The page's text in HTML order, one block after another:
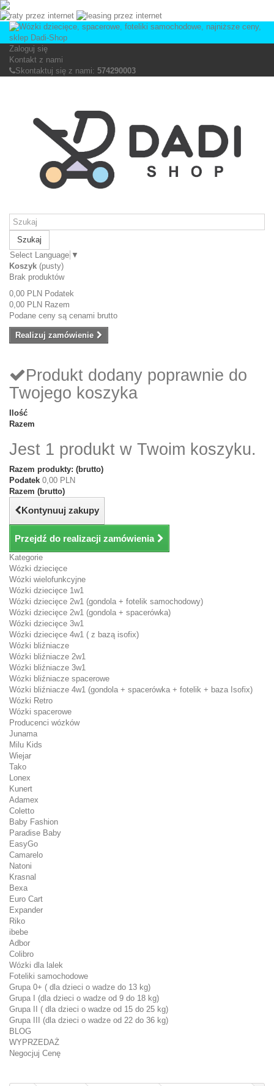
Zaloguj się
Kontakt z nami
Skontaktuj się z nami: 574290003
Szukaj
Select Language ▼
Koszyk (pusty)
Brak produktów
0,00 PLN Podatek
0,00 PLN Razem
Podane ceny są cenami brutto
Realizuj zamówienie
Produkt dodany poprawnie do
Twojego koszyka
Ilość
Razem
Jest 1 produkt w Twoim koszyku.
Razem produkty: (brutto)
Podatek 0,00 PLN
Razem (brutto)
Kontynuuj zakupy
Przejdź do realizacji zamówienia
Kategorie
Wózki dziecięce
Wózki wielofunkcyjne
Wózki dziecięce 1w1
Wózki dziecięce 2w1 (gondola + fotelik samochodowy)
Wózki dziecięce 2w1 (gondola + spacerówka)
Wózki dziecięce 3w1
Wózki dziecięce 4w1 ( z bazą isofix)
Wózki bliźniacze
Wózki bliźniacze 2w1
Wózki bliźniacze 3w1
Wózki bliźniacze spacerowe
Wózki bliźniacze 4w1 (gondola + spacerówka + fotelik + baza Isofix)
Wózki Retro
Wózki spacerowe
Producenci wózków
Junama
Milu Kids
Wiejar
Tako
Lonex
Kunert
Adamex
Coletto
Baby Fashion
Paradise Baby
EasyGo
Camarelo
Natoni
Krasnal
Bexa
Euro Cart
Expander
Riko
ibebe
Adbor
Colibro
Wózki dla lalek
Foteliki samochodowe
Grupa 0+ ( dla dzieci o wadze do 13 kg)
Grupa I (dla dzieci o wadze od 9 do 18 kg)
Grupa II ( dla dzieci o wadze od 15 do 25 kg)
Grupa III (dla dzieci o wadze od 22 do 36 kg)
BLOG
WYPRZEDAŻ
Negocjuj Cenę